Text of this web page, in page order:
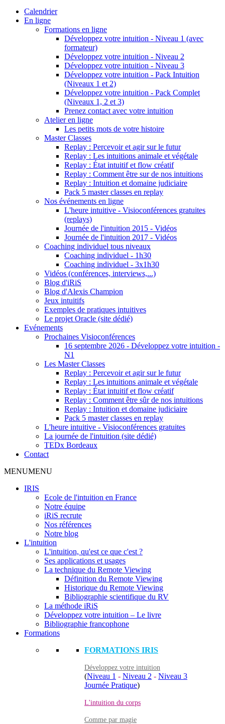
Calendrier
En ligne
Formations en ligne
Développez votre intuition - Niveau 1 (avec
formateur)
Développez votre intuition - Niveau 2
Développez votre intuition - Niveau 3
Développez votre intuition - Pack Intuition
(Niveaux 1 et 2)
Développez votre intuition - Pack Complet
(Niveaux 1, 2 et 3)
Prenez contact avec votre intuition
Atelier en ligne
Les petits mots de votre histoire
Master Classes
Replay : Percevoir et agir sur le futur
Replay : Les intuitions animale et végétale
Replay : État intuitif et flow créatif
Replay : Comment être sur de nos intuitions
Replay : Intuition et domaine judiciaire
Pack 5 master classes en replay
Nos événements en ligne
L'heure intuitive - Visioconférences gratuites
(replays)
Journée de l'intuition 2015 - Vidéos
Journée de l'intuition 2017 - Vidéos
Coaching individuel tous niveaux
Coaching individuel - 1h30
Coaching individuel - 3x1h30
Vidéos (conférences, interviews,...)
Blog d'iRiS
Blog d'Alexis Champion
Jeux intuitifs
Exemples de pratiques intuitives
Le projet Oracle (site dédié)
Evénements
Prochaines Visioconférences
16 septembre 2026 - Développez votre intuition -
N1
Les Master Classes
Replay : Percevoir et agir sur le futur
Replay : Les intuitions animale et végétale
Replay : État intuitif et flow créatif
Replay : Comment être sûr de nos intuitions
Replay : Intuition et domaine judiciaire
Pack 5 master classes en replay
L'heure intuitive - Visioconférences gratuites
La journée de l'intuition (site dédié)
TEDx Bordeaux
Contact
MENUMENU
IRIS
Ecole de l'intuition en France
Notre équipe
iRiS recrute
Nos références
Notre blog
L'intuition
L'intuition, qu'est ce que c'est ?
Ses applications et usages
La technique du Remote Viewing
Définition du Remote Viewing
Historique du Remote Viewing
Bibliographie scientifique du RV
La méthode iRiS
Développez votre intuition – Le livre
Bibliographie francophone
Formations
FORMATIONS IRIS
Développez votre intuition
(Niveau 1 - Niveau 2 - Niveau 3
Journée Pratique)
L'intuition du corps
Comme par magie